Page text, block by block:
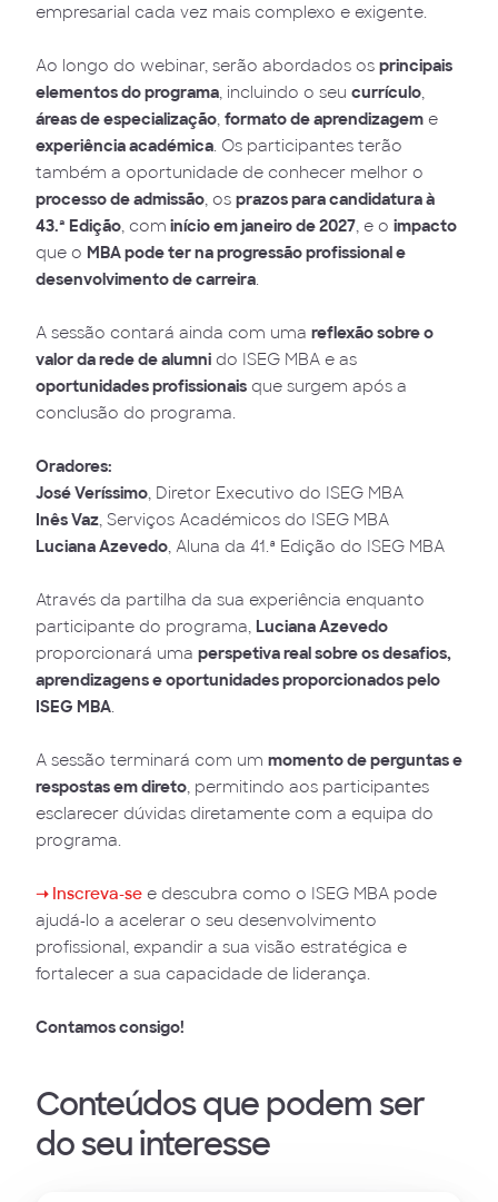
empresarial cada vez mais complexo e exigente.
Ao longo do webinar, serão abordados os principais
elementos do programa, incluindo o seu currículo,
áreas de especialização, formato de aprendizagem e
experiência académica. Os participantes terão
também a oportunidade de conhecer melhor o
processo de admissão, os prazos para candidatura à
43.ª Edição, com início em janeiro de 2027, e o impacto
que o MBA pode ter na progressão profissional e
desenvolvimento de carreira.
A sessão contará ainda com uma reflexão sobre o
valor da rede de alumni do ISEG MBA e as
oportunidades profissionais que surgem após a
conclusão do programa.
Oradores:
José Veríssimo, Diretor Executivo do ISEG MBA
Inês Vaz, Serviços Académicos do ISEG MBA
Luciana Azevedo, Aluna da 41.ª Edição do ISEG MBA
Através da partilha da sua experiência enquanto
participante do programa, Luciana Azevedo
proporcionará uma perspetiva real sobre os desafios,
aprendizagens e oportunidades proporcionados pelo
ISEG MBA.
A sessão terminará com um momento de perguntas e
respostas em direto, permitindo aos participantes
esclarecer dúvidas diretamente com a equipa do
programa.
➝ Inscreva-se e descubra como o ISEG MBA pode
ajudá-lo a acelerar o seu desenvolvimento
profissional, expandir a sua visão estratégica e
fortalecer a sua capacidade de liderança.
Contamos consigo!
Conteúdos que podem ser
do seu interesse